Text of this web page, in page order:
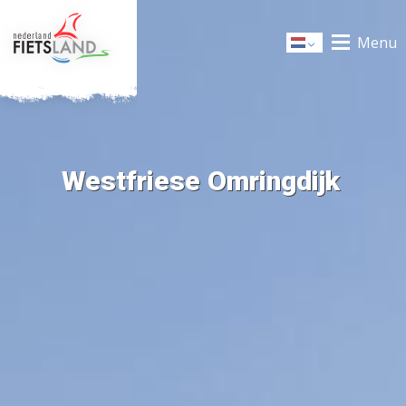
Dutch Menu
Westfriese Omringdijk